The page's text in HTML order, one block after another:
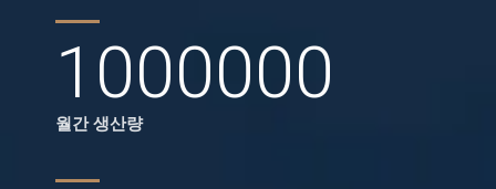
1000000
월간 생산량